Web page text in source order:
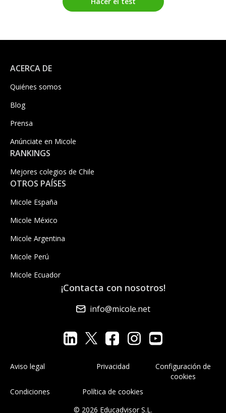
ACERCA DE
Quiénes somos
Blog
Prensa
Anúnciate en Micole
RANKINGS
Mejores colegios de Chile
OTROS PAÍSES
Micole España
Micole México
Micole Argentina
Micole Perú
Micole Ecuador
¡Contacta con nosotros!
info@micole.net
Aviso legal Privacidad
Configuración de
cookies
Condiciones
Política de cookies
© 2026 Educadvisor S.L.